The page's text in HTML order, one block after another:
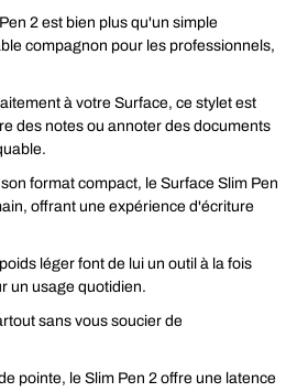
2 est bien plus qu'un simple
compagnon pour les professionnels,
à votre Surface, ce stylet est
des notes ou annoter des documents
format compact, le Surface Slim Pen
offrant une expérience d'écriture
léger font de lui un outil à la fois
un usage quotidien.
sans vous soucier de
pointe, le Slim Pen 2 offre une latence